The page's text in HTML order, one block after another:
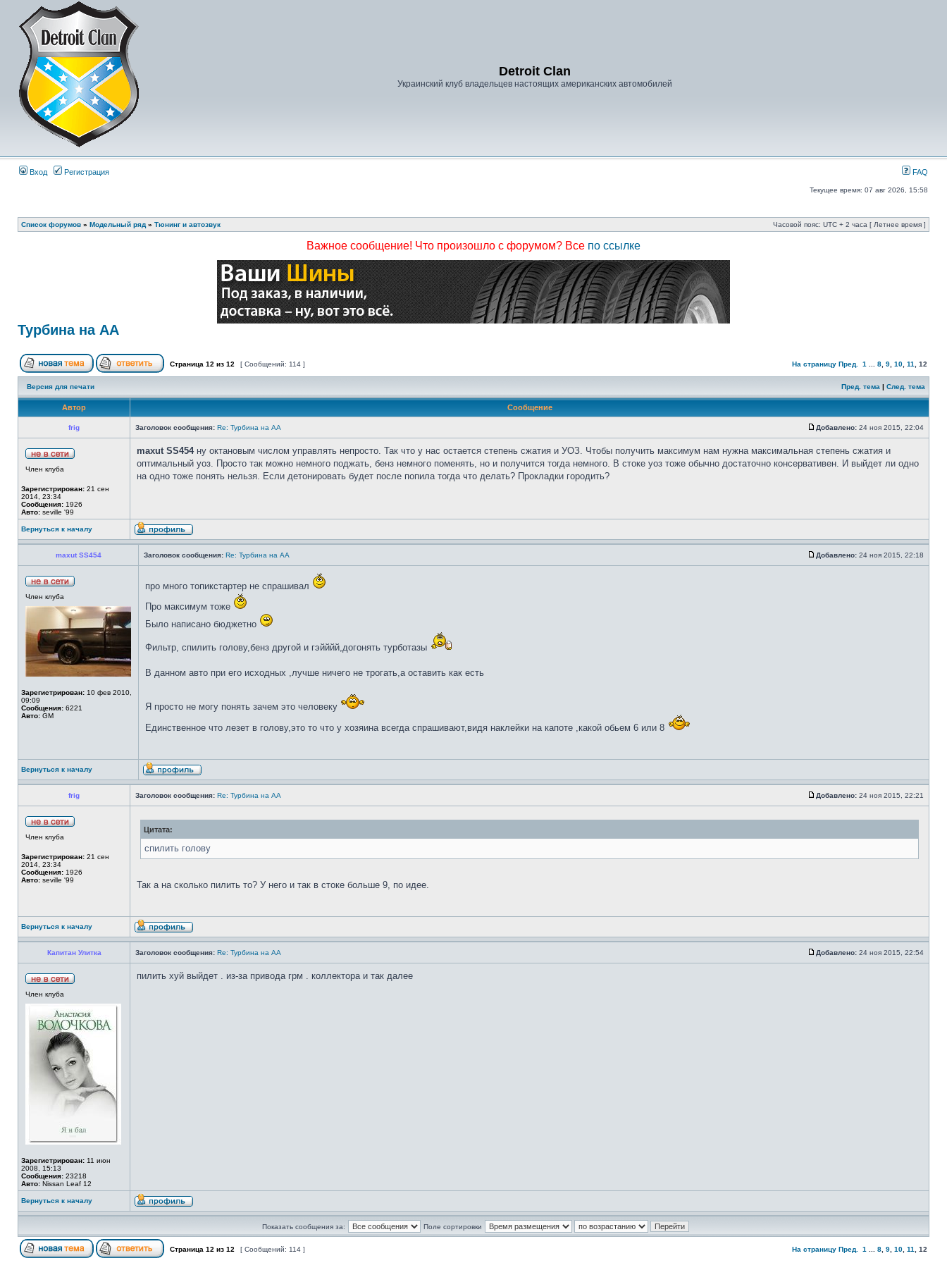
Detroit Clan
Украинский клуб владельцев настоящих американских автомобилей
Вход Регистрация FAQ
Текущее время: 07 авг 2026, 15:58
Список форумов » Модельный ряд » Тюнинг и автозвук Часовой пояс: UTC + 2 часа [ Летнее время ]
Важное сообщение! Что произошло с форумом? Все по ссылке
Турбина на АА
Страница 12 из 12 [ Сообщений: 114 ] На страницу Пред. 1 8 9 10 11 12
Версия для печати Пред. тема | След. тема
Автор Сообщение
frig Заголовок сообщения: Re: Турбина на АА Добавлено: 24 ноя 2015, 22:04
Член клуба
Зарегистрирован: 21 сен
2014, 23:34
Сообщения: 1926
Авто: seville '99
maxut SS454ну октановым числом управлять непросто. Так что у нас остается степень сжатия и УОЗ. Чтобы получить максимум нам нужна максимальная степень сжатия и
оптимальный уоз. Просто так можно немного поджать, бенз немного поменять, но и получится тогда немного. В стоке уоз тоже обычно достаточно консервативен. И выйдет ли одно
на одно тоже понять нельзя. Если детонировать будет после попила тогда что делать? Прокладки городить?
Вернуться к началу
maxut SS454 Заголовок сообщения: Re: Турбина на АА Добавлено: 24 ноя 2015, 22:18
Член клуба
Зарегистрирован: 10 фев 2010,
09:09
Сообщения: 6221
Авто: GM
про много топикстартер не спрашивал
Про максимум тоже
Было написано бюджетно
Фильтр, спилить голову,бенз другой и гэйййй,догонять турботазы
В данном авто при его исходных ,лучше ничего не трогать,а оставить как есть
Я просто не могу понять зачем это человеку
Единственное что лезет в голову,это то что у хозяина всегда спрашивают,видя наклейки на капоте ,какой обьем 6 или 8
Вернуться к началу
frig Заголовок сообщения: Re: Турбина на АА Добавлено: 24 ноя 2015, 22:21
Член клуба
Зарегистрирован: 21 сен
2014, 23:34
Сообщения: 1926
Авто: seville '99
Цитата:
спилить голову
Так а на сколько пилить то? У него и так в стоке больше 9, по идее.
Вернуться к началу
Капитан Улитка Заголовок сообщения: Re: Турбина на АА Добавлено: 24 ноя 2015, 22:54
Член клуба
Зарегистрирован: 11 июн
2008, 15:13
Сообщения: 23218
Авто: Nissan Leaf 12
пилить хуй выйдет . из-за привода грм . коллектора и так далее
Вернуться к началу
Показать сообщения за: Поле сортировки
Страница 12 из 12 [ Сообщений: 114 ] На страницу Пред. 1 8 9 10 11 12